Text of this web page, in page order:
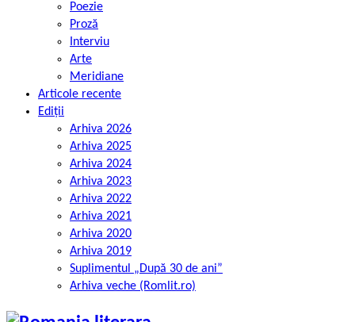
Poezie
Proză
Interviu
Arte
Meridiane
Articole recente
Ediții
Arhiva 2026
Arhiva 2025
Arhiva 2024
Arhiva 2023
Arhiva 2022
Arhiva 2021
Arhiva 2020
Arhiva 2019
Suplimentul „După 30 de ani”
Arhiva veche (Romlit.ro)